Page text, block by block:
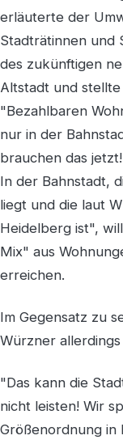
erläuterte der
Stadträtinnen und
des zukünftigen
Altstadt und stellte
"Bezahlbaren
nur in der
brauchen das
In der Bahnstadt,
liegt und die laut
Heidelberg ist",
Mix" aus
erreichen.
Im Gegensatz zu
Würzner
"Das kann die
nicht leisten! Wir
Größenordnung in